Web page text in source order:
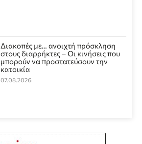
Διακοπές με… ανοιχτή πρόσκληση
στους διαρρήκτες – Οι κινήσεις που
μπορούν να προστατεύσουν την
κατοικία
07.08.2026